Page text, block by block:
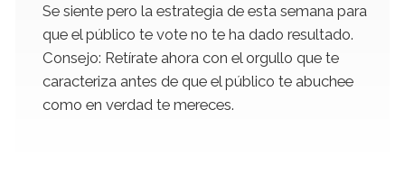
Se siente pero la estrategia de esta semana para
que el público te vote no te ha dado resultado.
Consejo: Retírate ahora con el orgullo que te
caracteriza antes de que el público te abuchee
como en verdad te mereces.